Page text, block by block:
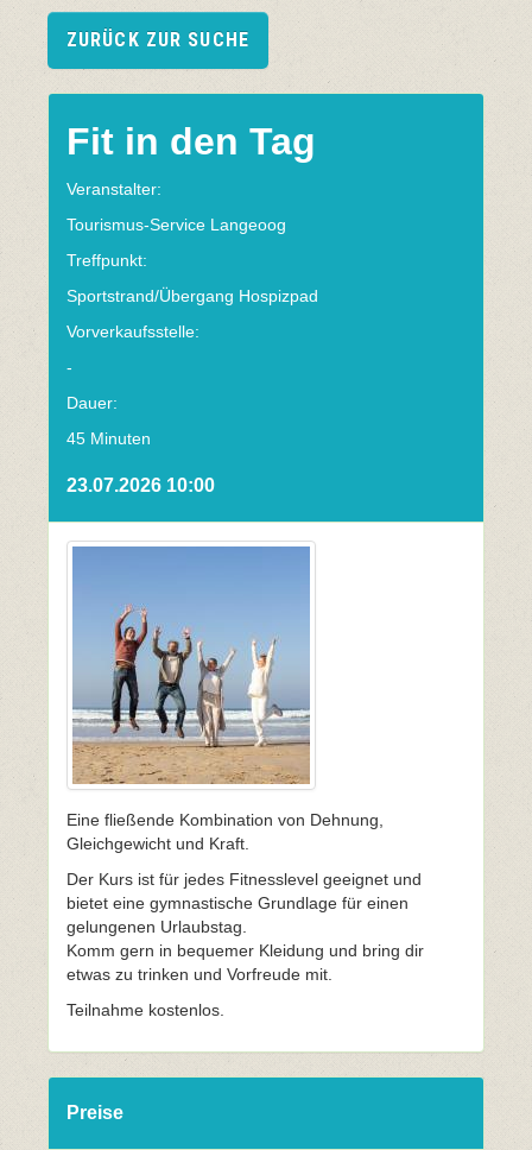
ZURÜCK ZUR SUCHE
Fit in den Tag
Veranstalter:
Tourismus-Service Langeoog
Treffpunkt:
Sportstrand/Übergang Hospizpad
Vorverkaufsstelle:
-
Dauer:
45 Minuten
23.07.2026 10:00
Eine fließende Kombination von Dehnung,
Gleichgewicht und Kraft.
Der Kurs ist für jedes Fitnesslevel geeignet und
bietet eine gymnastische Grundlage für einen
gelungenen Urlaubstag.
Komm gern in bequemer Kleidung und bring dir
etwas zu trinken und Vorfreude mit.
Teilnahme kostenlos.
Preise